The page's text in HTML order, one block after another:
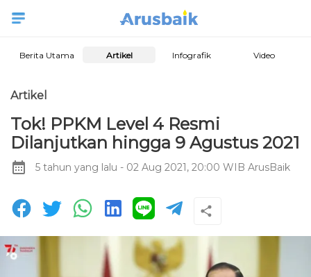
Berita Utama Artikel Infografik Video
Artikel
Tok! PPKM Level 4 Resmi
Dilanjutkan hingga 9 Agustus 2021
5 tahun yang lalu - 02 Aug 2021, 20:00 WIB ArusBaik